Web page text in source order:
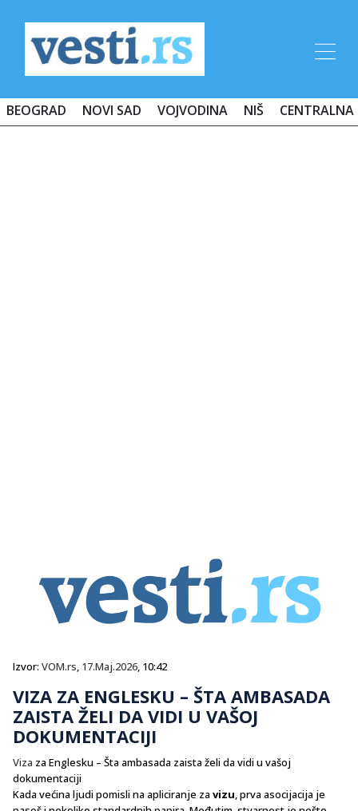
BEOGRAD NOVI SAD VOJVODINA NIŠ CENTRALNA
Izvor: VOM.rs, 17.Maj.2026, 10:42
VIZA ZA ENGLESKU – ŠTA AMBASADA
ZAISTA ŽELI DA VIDI U VAŠOJ
DOKUMENTACIJI
Viza za Englesku – Šta ambasada zaista želi da vidi u vašoj
dokumentaciji
Kada većina ljudi pomisli na apliciranje za vizu, prva asocijacija je